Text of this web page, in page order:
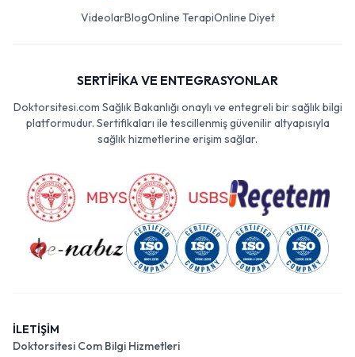
VideolarBlogOnline TerapiOnline Diyet
SERTİFİKA VE ENTEGRASYONLAR
Doktorsitesi.com Sağlık Bakanlığı onaylı ve entegreli bir sağlık bilgi
platformudur. Sertifikaları ile tescillenmiş güvenilir altyapısıyla
sağlık hizmetlerine erişim sağlar.
İLETİŞİM
Doktorsitesi Com Bilgi Hizmetleri